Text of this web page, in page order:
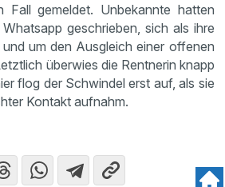
Fall gemeldet. Unbekannte hatten
geschrieben, sich als ihre
um den Ausgleich einer offenen
überwies die Rentnerin knapp
flog der Schwindel erst auf, als sie
Kontakt aufnahm.